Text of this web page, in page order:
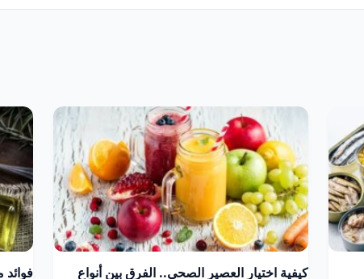
كيفية اختيار العصير الصحي.. الفرق بين أنواع